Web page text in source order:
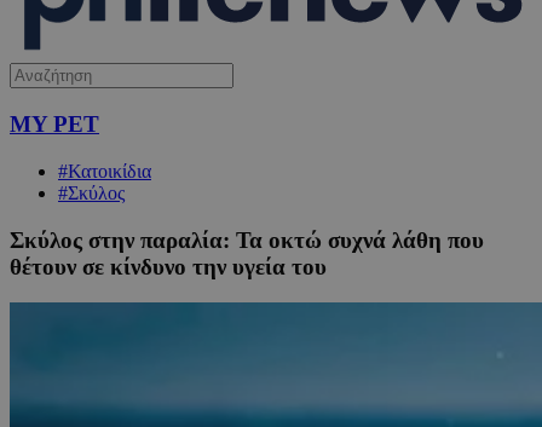
MY PET
#Κατοικίδια
#Σκύλος
Σκύλος στην παραλία: Τα οκτώ συχνά λάθη που
θέτουν σε κίνδυνο την υγεία του